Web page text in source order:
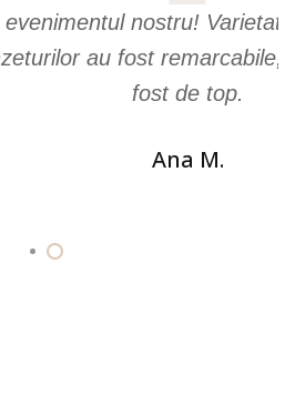
Varietatea și gustul
remarcabile, iar serviciul a